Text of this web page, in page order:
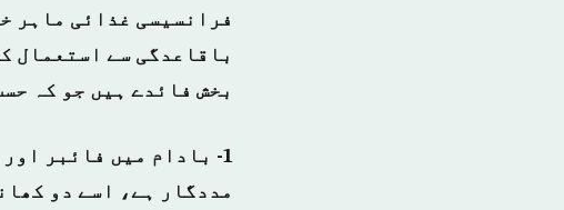
فرانسیسی غذائی ماہر
بخش فائدے ہیں جو کہ
1- بادام میں فائبر